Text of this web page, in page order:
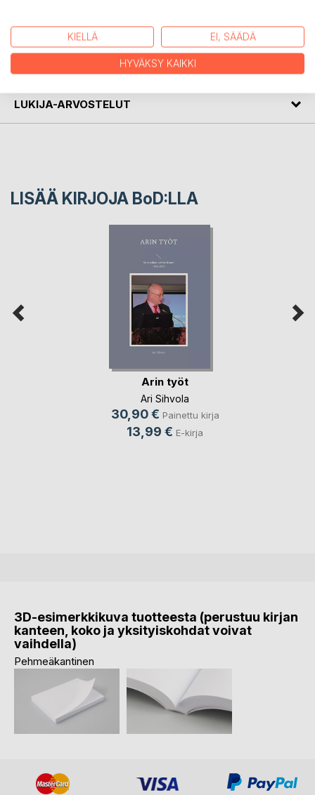
KIRJAILIJA
LEHDISTÖARVOSTELUT
LUKIJA-ARVOSTELUT
LISÄÄ KIRJOJA BoD:LLA
Arin työt
Ari Sihvola
30,90 € Painettu kirja
13,99 € E-kirja
3D-esimerkkikuva tuotteesta (perustuu kirjan
kanteen, koko ja yksityiskohdat voivat
vaihdella)
Pehmeäkantinen
KIELLÄ EI, SÄÄDÄ
HYVÄKSY KAIKKI